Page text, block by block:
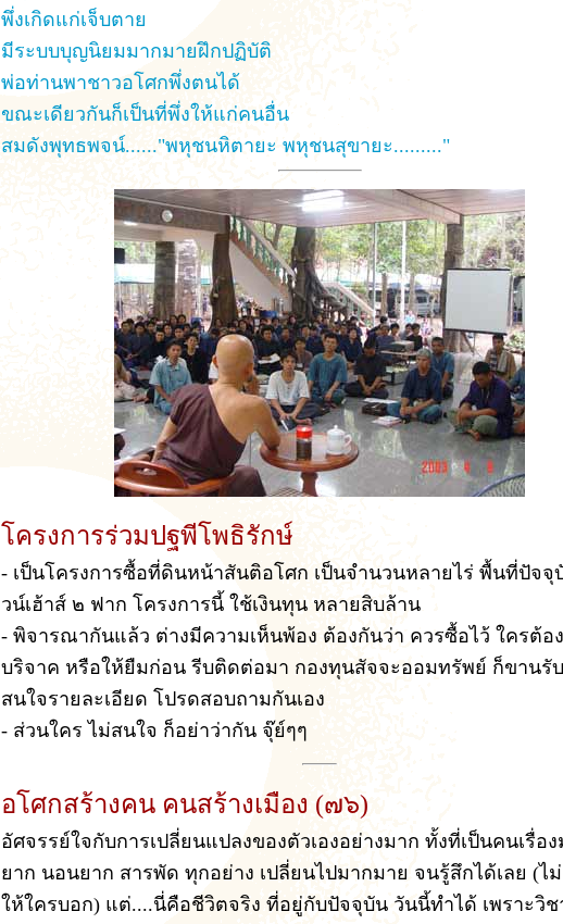
พึ่งเกิดแก่เจ็บตาย
มีระบบบุญนิยมมากมายฝึกปฏิบัติ
พ่อท่านพาชาวอโศกพึ่งตนได้
ขณะเดียวกันก็เป็นที่พึ่งให้แก่คนอื่น
สมดังพุทธพจน์......"พหุชนหิตายะ พหุชนสุขายะ........."
โครงการร่วมปฐพีโพธิรักษ์
- เป็นโครงการซื้อที่ดินหน้าสันติอโศก เป็นจำนวนหลายไร่ พื้นที่ปัจจุ
วน์เฮ้าส์ ๒ ฟาก โครงการนี้ ใช้เงินทุน หลายสิบล้าน
- พิจารณากันแล้ว ต่างมีความเห็นพ้อง ต้องกันว่า ควรซื้อไว้ ใครต้อ
บริจาค หรือให้ยืมก่อน รีบติดต่อมา กองทุนสัจจะออมทรัพย์ ก็ขานรับ
สนใจรายละเอียด โปรดสอบถามกันเอง
- ส่วนใคร ไม่สนใจ ก็อย่าว่ากัน จุ๊ย์ๆๆ
อโศกสร้างคน คนสร้างเมือง (๗๖)
อัศจรรย์ใจกับการเปลี่ยนแปลงของตัวเองอย่างมาก ทั้งที่เป็นคนเรื่อ
ยาก นอนยาก สารพัด ทุกอย่าง เปลี่ยนไปมากมาย จนรู้สึกได้เลย (ไ
ให้ใครบอก) แต่....นี่คือชีวิตจริง ที่อยู่กับปัจจุบัน วันนี้ทำได้ เพราะวิช